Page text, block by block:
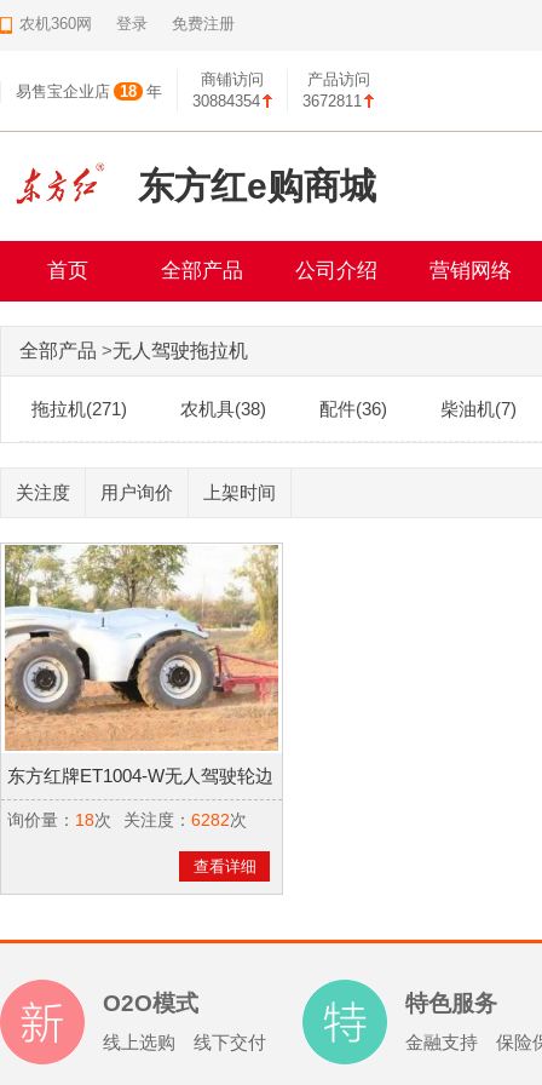
农机360网 登录 免费注册
易售宝企业店 18 年
商铺访问
30884354
产品访问
3672811
东方红e购商城
首页 全部产品 公司介绍 营销网络
全部产品 >无人驾驶拖拉机
拖拉机(271) 农机具(38) 配件(36) 柴油机(7)
关注度 用户询价 上架时间
东方红牌ET1004-W无人驾驶轮边
驱动大马力电动拖拉机
询价量： 18次 关注度： 6282次
查看详细
O2O模式
线上选购 线下交付
特色服务
金融支持 保险